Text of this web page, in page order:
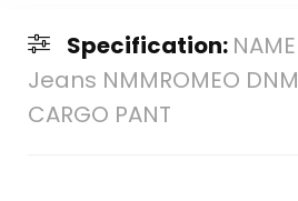
Specification:
Jeans NMMROMEO
CARGO PANT